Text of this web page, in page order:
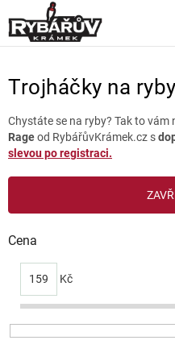
na
obsah
Trojháčky na
Chystáte se na ryby? Tak to vám
Rageod RybářůvKrámek.cz s
slevou po registraci.
Cena
159 Kč
V
p
i
d
u